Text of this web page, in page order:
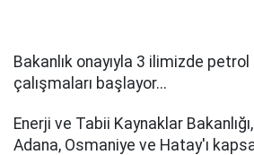
Bakanlık onayıyla 3 ilimizde petrol
çalışmaları başlayor...
Enerji ve Tabii Kaynaklar
Adana, Osmaniye ve Hatay'ı